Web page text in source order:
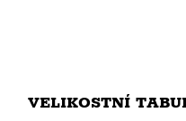
VELIKOSTNÍ